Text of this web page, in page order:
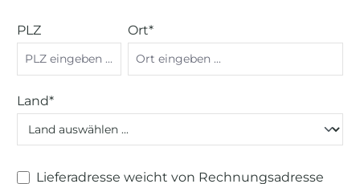
PLZ Ort*
Land*
Lieferadresse weicht von Rechnungsadresse